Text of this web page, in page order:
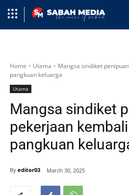
Home Utama
Mangsa sindiket
pangkuan keluarga
Utama
Mangsa sindiket
pekerjaan
pangkuan
By editor03 March 30, 2025